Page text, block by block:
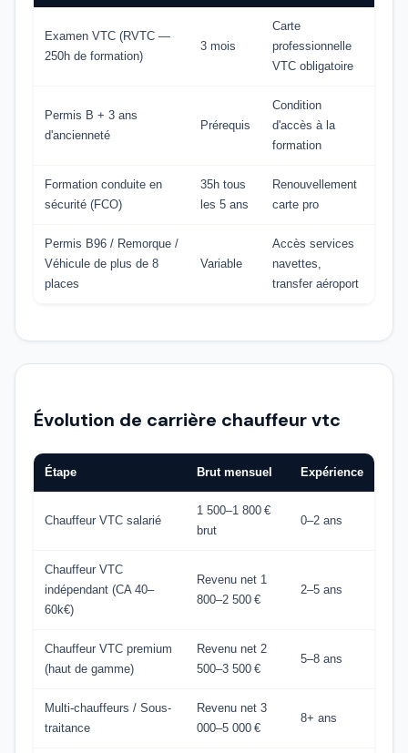
Examen VTC (RVTC —
250h de formation)
3 mois
Carte
professionnelle
VTC obligatoire
Permis B + 3 ans
d'ancienneté
Prérequis
Condition
d'accès à la
formation
Formation conduite en
sécurité (FCO)
35h tous
les 5 ans
Renouvellement
carte pro
Permis B96 / Remorque /
Véhicule de plus de 8
places
Variable
Accès services
navettes,
transfer aéroport
Évolution de carrière chauffeur vtc
Étape Brut mensuel Expérience
Chauffeur VTC salarié
1 500–1 800 €
brut
0–2 ans
Chauffeur VTC
indépendant (CA 40–
60k€)
Revenu net 1
800–2 500 €
2–5 ans
Chauffeur VTC premium
(haut de gamme)
Revenu net 2
500–3 500 €
5–8 ans
Multi-chauffeurs / Sous-
traitance
Revenu net 3
000–5 000 €
8+ ans